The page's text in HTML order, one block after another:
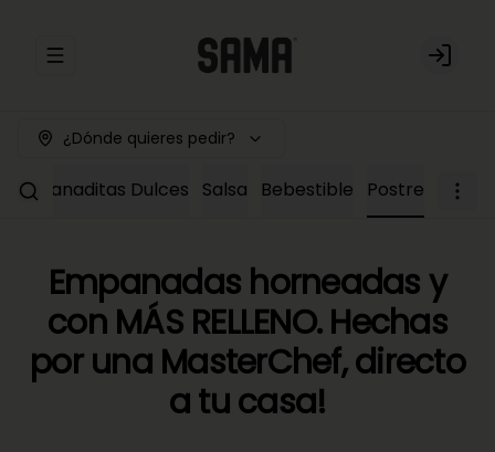
Abrir menu de navegación Login
¿Dónde quieres pedir?
Empanaditas Dulces Salsa Bebestible Postre
Empanadas horneadas y
con MÁS RELLENO. Hechas
por una MasterChef, directo
a tu casa!